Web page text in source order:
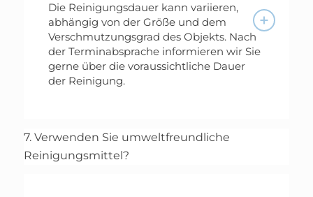
Die Reinigungsdauer kann variieren,
abhängig von der Größe und dem
Verschmutzungsgrad des Objekts. Nach
der Terminabsprache informieren wir Sie
gerne über die voraussichtliche Dauer
der Reinigung.
7. Verwenden Sie umweltfreundliche
Reinigungsmittel?